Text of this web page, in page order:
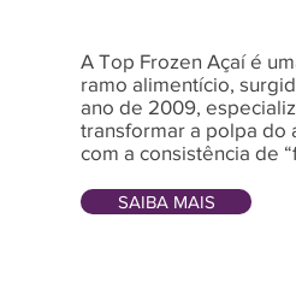
A Top Frozen Açaí é
ramo alimentício,
ano de 2009,
transformar a polpa do
com a consistência de
SAIBA MAIS